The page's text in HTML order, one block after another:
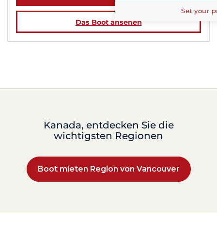
Das Boot ansehen
Kanada, entdecken Sie die
wichtigsten Regionen
Boot mieten Region von Vancouver
Set your